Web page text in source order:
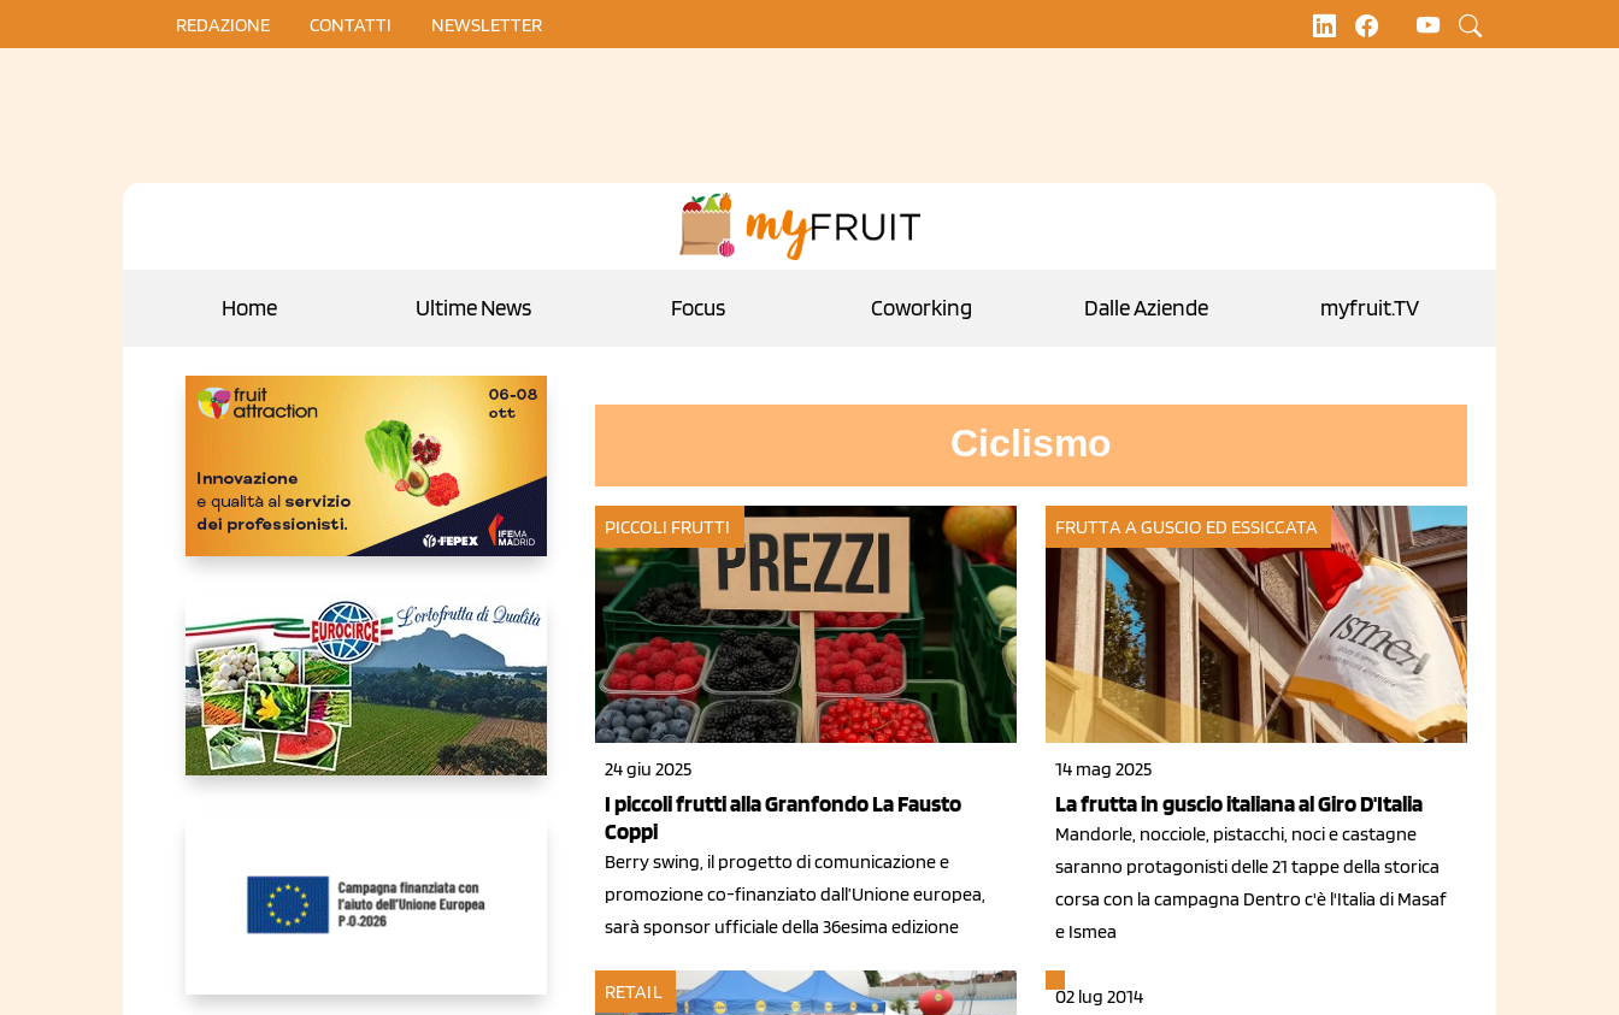
REDAZIONE CONTATTI NEWSLETTER
Home Ultime News Focus Coworking Dalle Aziende myfruit.TV
Ciclismo
PICCOLI FRUTTI
24 giu 2025
I piccoli frutti alla Granfondo La Fausto
Coppi
Berry swing, il progetto di comunicazione e
promozione co-finanziato dall’Unione europea,
sarà sponsor ufficiale della 36esima edizione
FRUTTA A GUSCIO ED ESSICCATA
14 mag 2025
La frutta in guscio italiana al Giro D'Italia
Mandorle, nocciole, pistacchi, noci e castagne
saranno protagonisti delle 21 tappe della storica
corsa con la campagna Dentro c'è l'Italia di Masaf
e Ismea
RETAIL 02 lug 2014